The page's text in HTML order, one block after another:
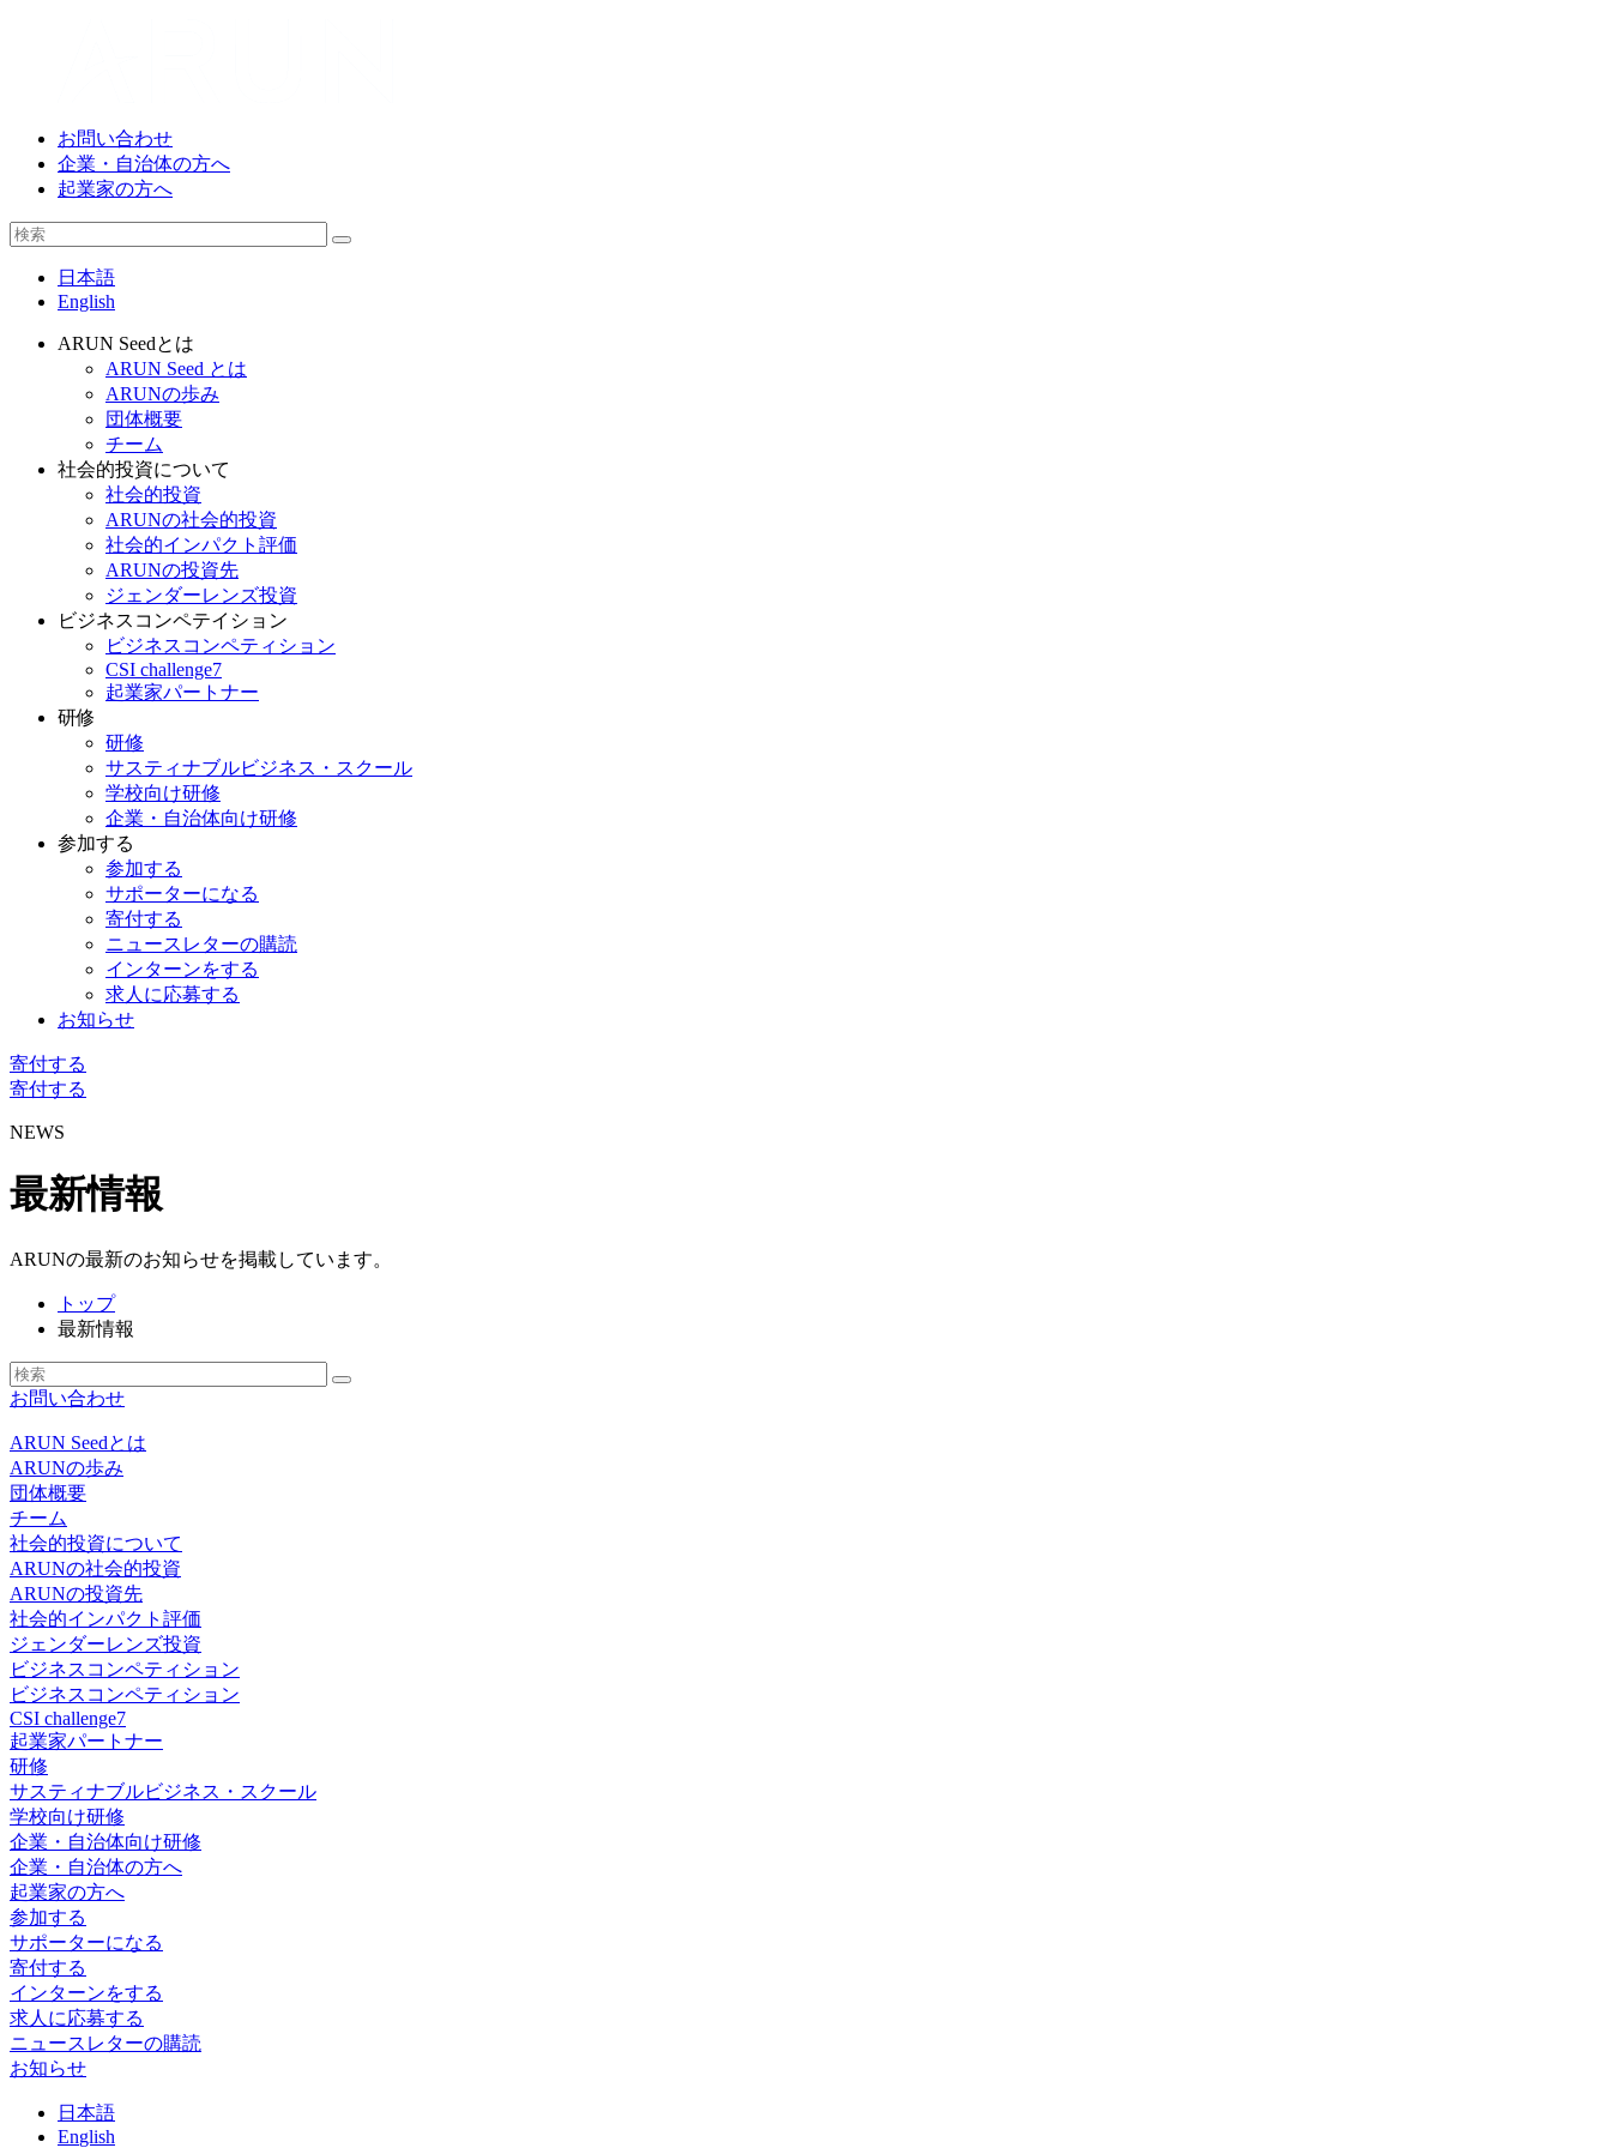
お問い合わせ
企業・自治体の方へ
起業家の方へ
日本語
English
ARUN Seedとは
ARUN Seed とは
ARUNの歩み
団体概要
チーム
社会的投資について
社会的投資
ARUNの社会的投資
社会的インパクト評価
ARUNの投資先
ジェンダーレンズ投資
ビジネスコンペテイション
ビジネスコンペティション
CSI challenge7
起業家パートナー
研修
研修
サスティナブルビジネス・スクール
学校向け研修
企業・自治体向け研修
参加する
参加する
サポーターになる
寄付する
ニュースレターの購読
インターンをする
求人に応募する
お知らせ
寄付する
寄付する
NEWS
最新情報
ARUNの最新のお知らせを掲載しています。
トップ
最新情報
お問い合わせ
ARUN Seedとは
ARUNの歩み
団体概要
チーム
社会的投資について
ARUNの社会的投資
ARUNの投資先
社会的インパクト評価
ジェンダーレンズ投資
ビジネスコンペティション
ビジネスコンペティション
CSI challenge7
起業家パートナー
研修
サスティナブルビジネス・スクール
学校向け研修
企業・自治体向け研修
企業・自治体の方へ
起業家の方へ
参加する
サポーターになる
寄付する
インターンをする
求人に応募する
ニュースレターの購読
お知らせ
日 本語
English